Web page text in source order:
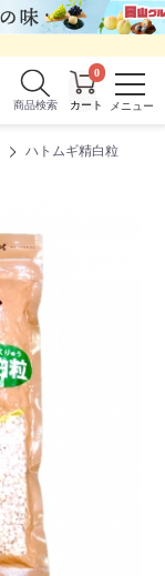
商品検索
0
ハトムギ精白粒